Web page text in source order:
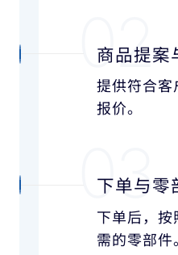
02
商品提案
提供符合客
报价。
03
下单与零
下单后，按
需的零部件